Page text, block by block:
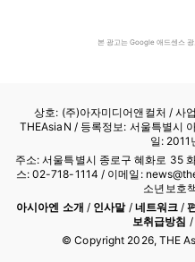
본 광고는 Google 애드센스
상호: (주)아자미디어앤컬처 /사
THEAsiaN / 등록정보: 서울특별시
일: 2011
주소: 서울특별시 종로구 혜화로 35
스: 02-718-1114 / 이메일:
소년보호
아시아엔 소개 / 인사말/ 네트워크 /
보취급방침 /
© Copyright 2026, THE